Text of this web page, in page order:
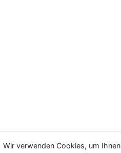
Wir verwenden Cookies, um